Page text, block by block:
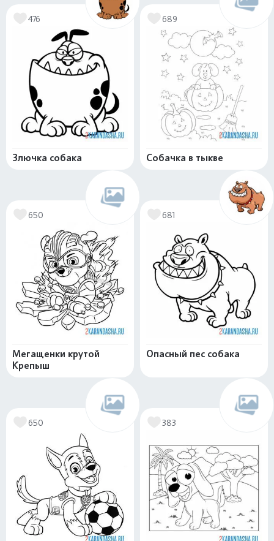
476
Злючка собака
689
Собачка в тыкве
650
Мегащенки крутой
Крепыш
681
Опасный пес собака
650 383